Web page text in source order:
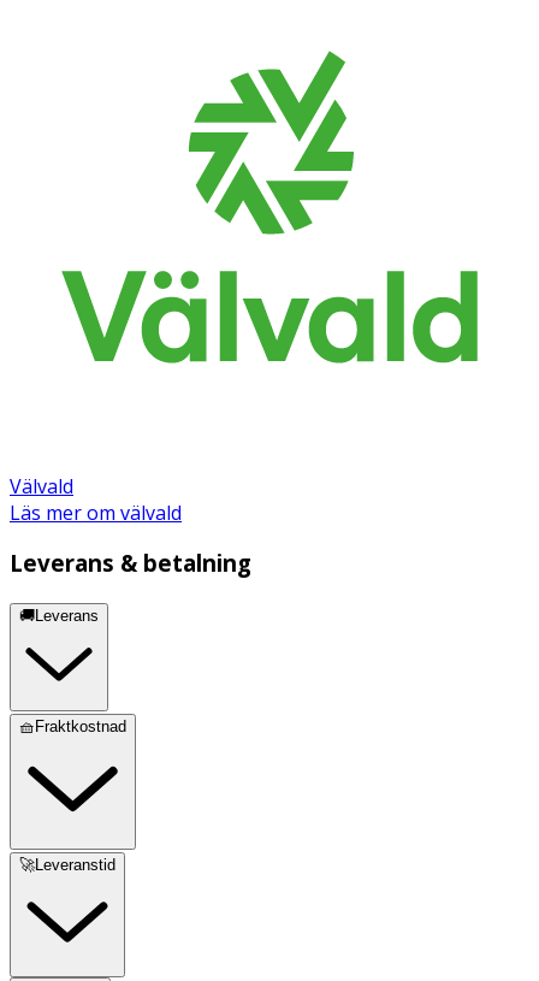
Förvaras utom syn- och räckhåll för barn.
Förvaras enligt anvisning på förpackningen.
paracetamol 500 mg per tablett.
Övriga innehållsämnen:tablettens
magnesiumstearat;
· Filmdragering: Hypromellos, makrogol,
propylenglykol, titandioxid (E171) och talk.
Välvald
Läs mer om välvald
Leverans & betalning
🚚Leverans
🧺Fraktkostnad
🚀Leveranstid